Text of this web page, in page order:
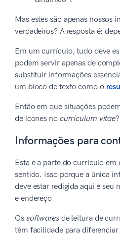
Mas estes são apenas nossos
verdadeiros? A resposta é:
Em um currículo, tudo deve
podem servir apenas de
substituir informações
um bloco de texto como o
Então em que situações
de ícones no curriculum vitae
Informações para
Esta é a parte do currículo
sentido. Isso porque a única
deve estar redigida aqui é
e endereço.
Os softwaresde leitura de
têm facilidade para diferenciar